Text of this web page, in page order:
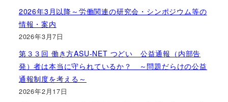
2026年3月以降～労働関連の研究会・シンポジウム等の
情報・案内
2026年3月7日
第３３回 働き方ASU-NET つどい 公益通報（内部告
発）者は本当に守られているか？ ～問題だらけの公益
通報制度を考える～
2026年2月17日